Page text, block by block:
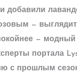
добавили
—
—
портала
с прошлым